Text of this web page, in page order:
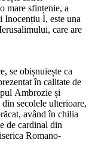
mare sfințenie, a
Inocențiu I, este una
care are
se obișnuiește ca
în calitate de
Ambrozie și
secolele ulterioare,
având în chilia
de cardinal din
Romano-